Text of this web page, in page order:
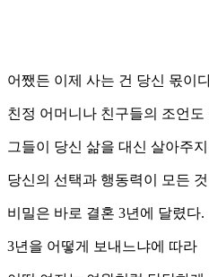
어쨌든 이제 사는 건 당신 몫이
친정 어머니나 친구들의 조언도
그들이 당신 삶을 대신 살아주
당신의 선택과 행동력이 모든
비밀은 바로 결혼 3년에 달렸다.
3년을 어떻게 보내느냐에 따라